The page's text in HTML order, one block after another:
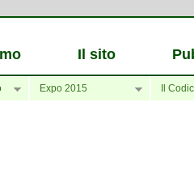
Il sito
Expo 2015 Il